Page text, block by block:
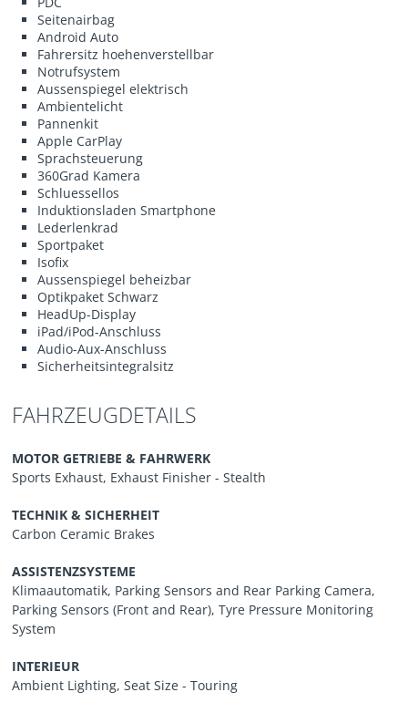
Seitenairbag
Android Auto
Fahrersitz hoehenverstellbar
Notrufsystem
Aussenspiegel elektrisch
Ambientelicht
Pannenkit
Apple CarPlay
Sprachsteuerung
360Grad Kamera
Schluessellos
Induktionsladen Smartphone
Lederlenkrad
Sportpaket
Isofix
Aussenspiegel beheizbar
Optikpaket Schwarz
HeadUp-Display
iPad/iPod-Anschluss
Audio-Aux-Anschluss
Sicherheitsintegralsitz
FAHRZEUGDETAILS
MOTOR GETRIEBE & FAHRWERK
Sports Exhaust, Exhaust Finisher - Stealth
TECHNIK & SICHERHEIT
Carbon Ceramic Brakes
ASSISTENZSYSTEME
Klimaautomatik, Parking Sensors and Rear Parking Camera,
Parking Sensors (Front and Rear), Tyre Pressure Monitoring
System
INTERIEUR
Ambient Lighting, Seat Size - Touring